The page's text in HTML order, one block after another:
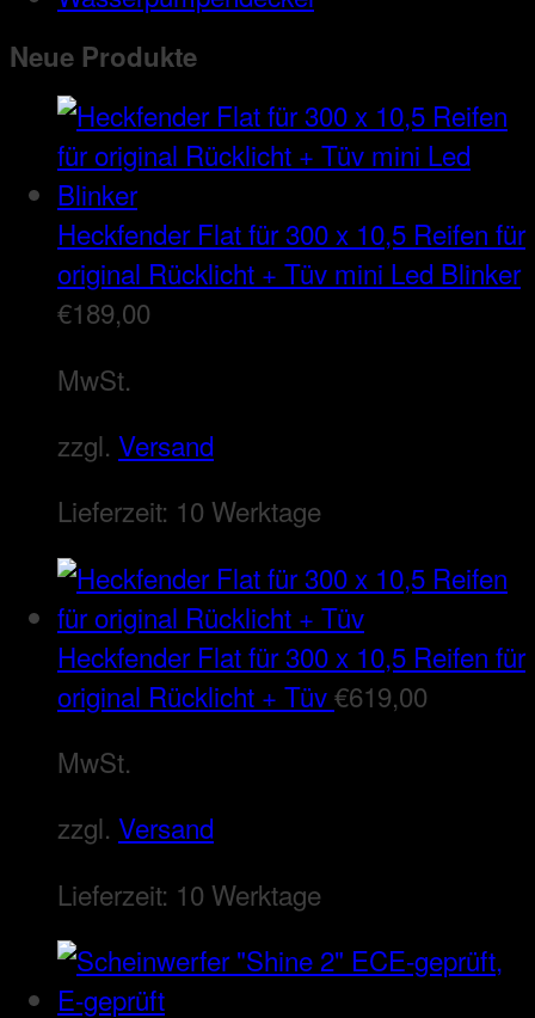
Neue Produkte
Heckfender Flat für 300 x 10,5 Reifen für
original Rücklicht + Tüv mini Led Blinker
€189,00
MwSt.
zzgl. Versand
Lieferzeit: 10 Werktage
Heckfender Flat für 300 x 10,5 Reifen für
original Rücklicht + Tüv€619,00
MwSt.
zzgl. Versand
Lieferzeit: 10 Werktage